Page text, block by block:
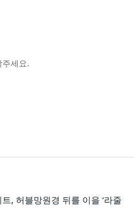
세요.
, 허블망원경 뒤를 이을 ‘라줄